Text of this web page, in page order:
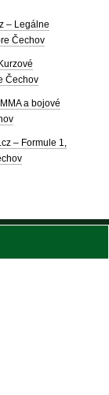
– Legálne
Čechov
Čechov
a bojové
– Formule 1,